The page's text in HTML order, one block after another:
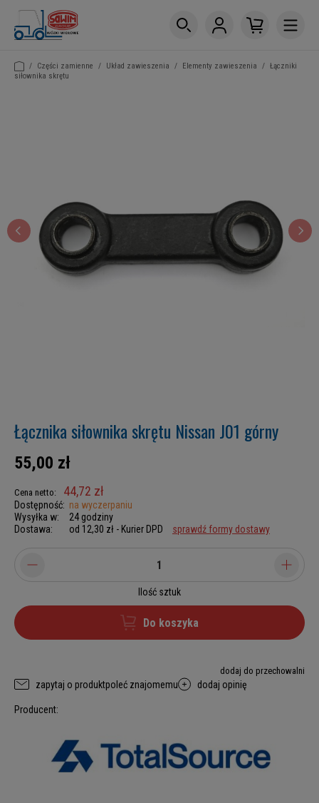
/ Części zamienne / Układ zawieszenia / Elementy zawieszenia / Łączniki
siłownika skrętu
Łącznika siłownika skrętu Nissan J01 górny
55,00 zł
Cena netto: 44,72 zł
Dostępność: na wyczerpaniu
Wysyłka w:
24 godziny
Dostawa:
od 12,30 zł - Kurier DPD sprawdź formy dostawy
Ilość sztuk
Do koszyka
dodaj do przechowalni
zapytaj o produktpoleć znajomemu dodaj opinię
Producent: